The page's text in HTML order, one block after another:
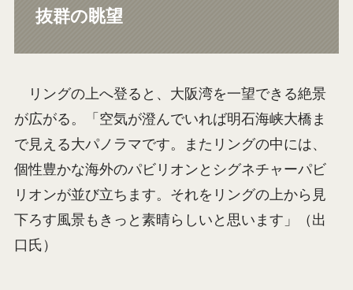
抜群の眺望
リングの上へ登ると、大阪湾を一望できる絶景
が広がる。「空気が澄んでいれば明石海峡大橋ま
で見える大パノラマです。またリングの中には、
個性豊かな海外のパビリオンとシグネチャーパビ
リオンが並び立ちます。それをリングの上から見
下ろす風景もきっと素晴らしいと思います」（出
口氏）